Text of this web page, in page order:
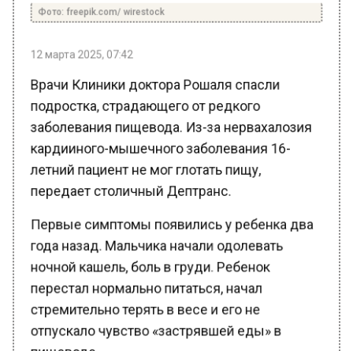
подростка, страдающего от редкого
заболевания пищевода. Из-за нервахалозия
кардииного-мышечного заболевания 16-
летний пациент не мог глотать пищу,
передает столичный Дептранс.
года назад. Мальчика начали одолевать
ночной кашель, боль в груди. Ребенок
перестал нормально питаться, начал
стремительно терять в весе и его не
отпускало чувство «застрявшей еды» в
пищеводе.